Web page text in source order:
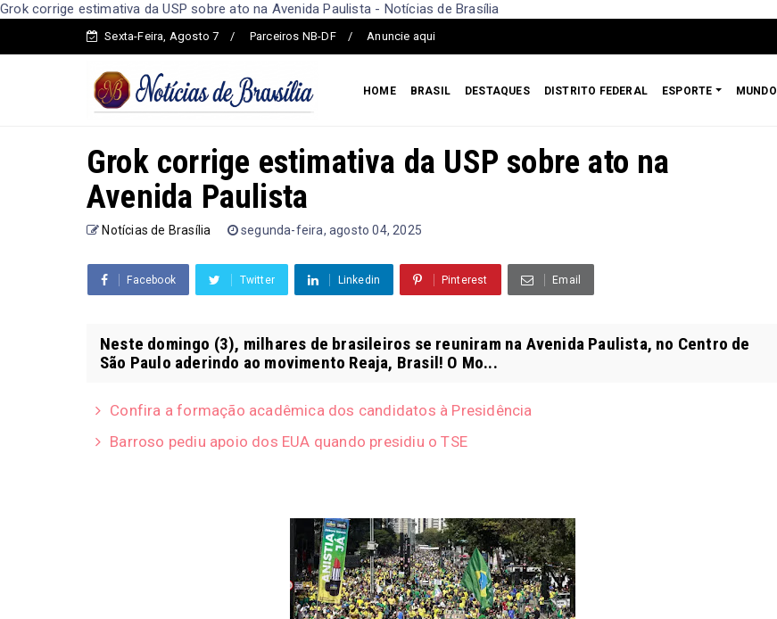
Grok corrige estimativa da USP sobre ato na Avenida Paulista - Notícias de Brasília
Sexta-Feira, Agosto 7 Parceiros NB-DF Anuncie aqui
HOME BRASIL DESTAQUES DISTRITO FEDERAL ESPORTE MUNDO
Grok corrige estimativa da USP sobre ato na
Avenida Paulista
Notícias de Brasília segunda-feira, agosto 04, 2025
Facebook Twitter Linkedin Pinterest Email
Neste domingo (3), milhares de brasileiros se reuniram na Avenida Paulista, no Centro de
São Paulo aderindo ao movimento Reaja, Brasil! O Mo...
Confira a formação acadêmica dos candidatos à Presidência
Barroso pediu apoio dos EUA quando presidiu o TSE